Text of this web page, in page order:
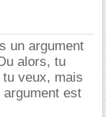
un argument
alors, tu
veux, mais
est